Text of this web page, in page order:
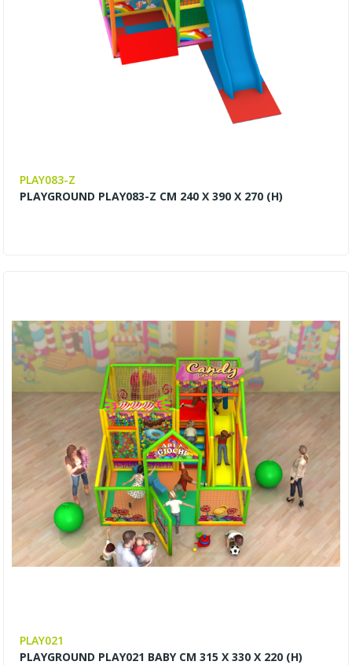
PLAY083-Z
PLAYGROUND PLAY083-Z CM 240 X 390 X 270 (H)
PLAY021
PLAYGROUND PLAY021 BABY CM 315 X 330 X 220 (H)